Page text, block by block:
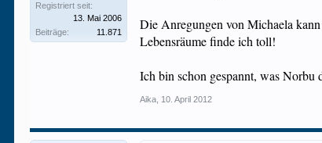
Registriert seit:
13. Mai 2006
Beiträge:
11.871
Die Anregungen von Michaela
Lebensräume finde ich toll!
Ich bin schon gespannt, was Norbu
Aika 10. April 2012